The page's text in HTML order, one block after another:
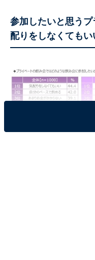
参加したいと思う
配りをしなくてもい